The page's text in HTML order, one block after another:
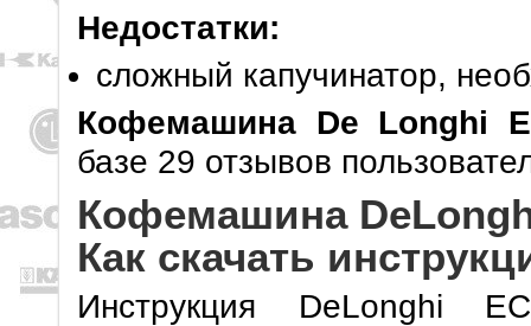
Недостатки:
сложный капучинатор,
Кофемашина De Longhi
базе 29 отзывов
Кофемашина
Как скачать
Инструкция DeLonghi